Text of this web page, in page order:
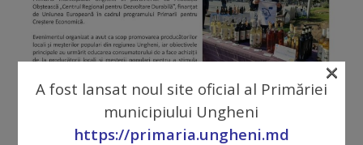
tarife
Înscrierea
copiilor
A fost lansat noul site oficial al Primăriei
municipiului Ungheni
https://primaria.ungheni.md
×